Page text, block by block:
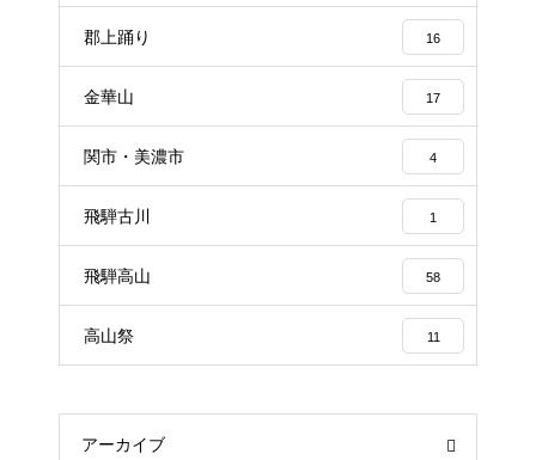
郡上踊り 16
金華山 17
関市・美濃市 4
飛騨古川 1
飛騨高山 58
高山祭 11
アーカイブ